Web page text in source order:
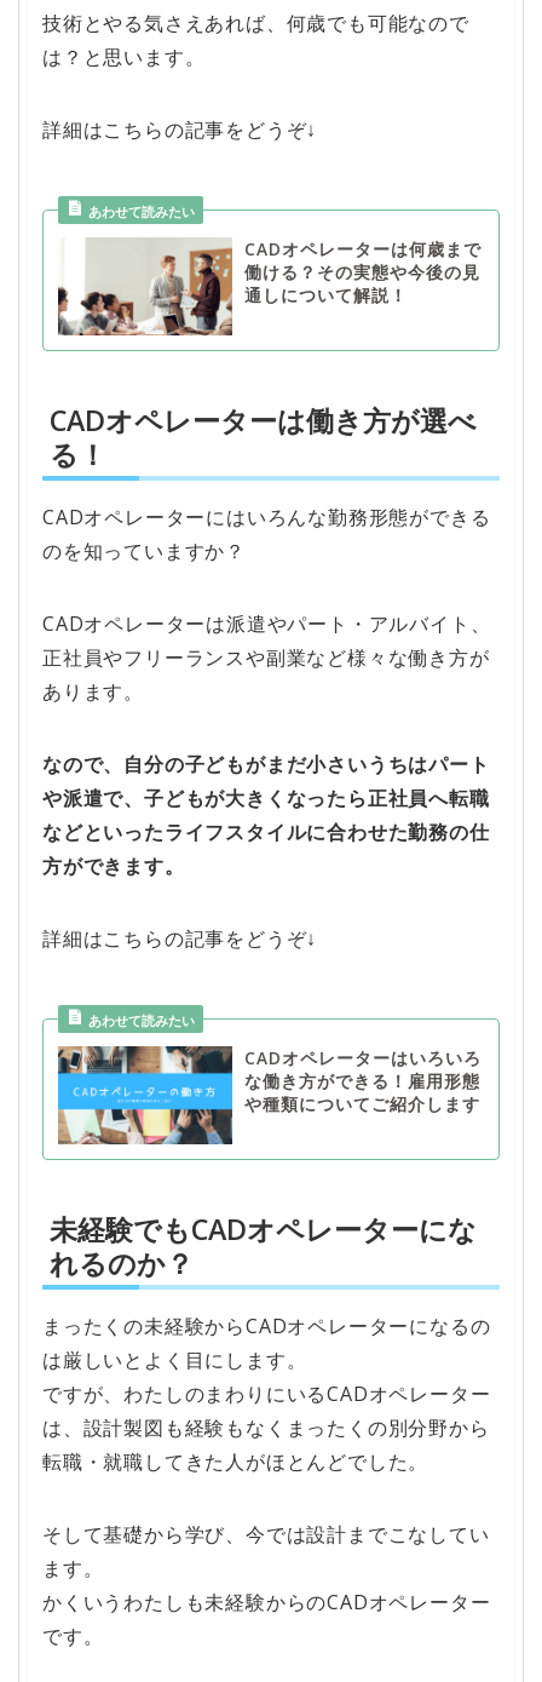
技術とやる気さえあれば、何歳でも可能なので
は？と思います。
詳細はこちらの記事をどうぞ↓
CADオペレーターは何歳まで
働ける？その実態や今後の見
通しについて解説！
CADオペレーターは働き方が選べ
る！
CADオペレーターにはいろんな勤務形態ができる
のを知っていますか？
CADオペレーターは派遣やパート・アルバイト、
正社員やフリーランスや副業など様々な働き方が
あります。
なので、自分の子どもがまだ小さいうちはパート
や派遣で、子どもが大きくなったら正社員へ転職
などといったライフスタイルに合わせた勤務の仕
方ができます。
詳細はこちらの記事をどうぞ↓
CADオペレーターはいろいろ
な働き方ができる！雇用形態
や種類についてご紹介します
未経験でもCADオペレーターにな
れるのか？
まったくの未経験からCADオペレーターになるの
は厳しいとよく目にします。
ですが、わたしのまわりにいるCADオペレーター
は、設計製図も経験もなくまったくの別分野から
転職・就職してきた人がほとんどでした。
そして基礎から学び、今では設計までこなしてい
ます。
かくいうわたしも未経験からのCADオペレーター
です。